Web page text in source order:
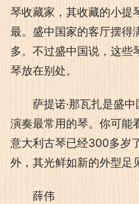
琴收藏家，其收藏的小提
最。盛中国家的客厅摆得
多。不过盛中国说，这些
琴放在别处。
萨提诺·那瓦扎是盛
演奏最常用的琴。你可能
意大利古琴已经300多岁
外，其光鲜如新的外型足
薛伟